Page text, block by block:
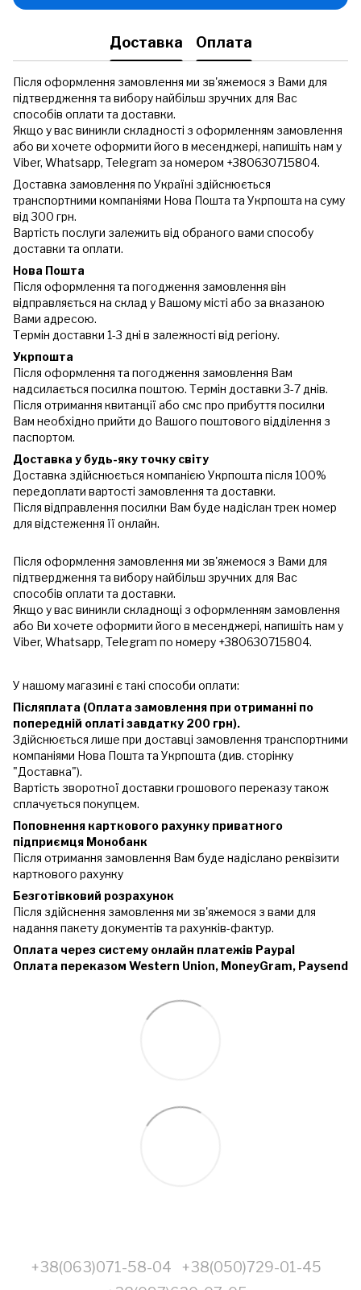
Доставка Оплата
Після оформлення замовлення ми зв'яжемося з Вами для
підтвердження та вибору найбільш зручних для Вас
способів оплати та доставки.
Якщо у вас виникли складності з оформленням замовлення
або ви хочете оформити його в месенджері, напишіть нам у
Viber, Whatsapp, Telegram за номером +380630715804.
Доставка замовлення по Україні здійснюється
транспортними компаніями Нова Пошта та Укрпошта на суму
від 300 грн.
Вартість послуги залежить від обраного вами способу
доставки та оплати.
Нова Пошта
Після оформлення та погодження замовлення він
відправляється на склад у Вашому місті або за вказаною
Вами адресою.
Термін доставки 1-3 дні в залежності від регіону.
Укрпошта
Після оформлення та погодження замовлення Вам
надсилається посилка поштою. Термін доставки 3-7 днів.
Після отримання квитанції або смс про прибуття посилки
Вам необхідно прийти до Вашого поштового відділення з
паспортом.
Доставка у будь-яку точку світу
Доставка здійснюється компанією Укрпошта після 100%
передоплати вартості замовлення та доставки.
Після відправлення посилки Вам буде надіслан трек номер
для відстеження її онлайн.
Після оформлення замовлення ми зв'яжемося з Вами для
підтвердження та вибору найбільш зручних для Вас
способів оплати та доставки.
Якщо у вас виникли складнощі з оформленням замовлення
або Ви хочете оформити його в месенджері, напишіть нам у
Viber, Whatsapp, Telegram по номеру +380630715804.
У нашому магазині є такі способи оплати:
Післяплата (Оплата замовлення при отриманні по
попередній оплаті завдатку 200 грн).
Здійснюється лише при доставці замовлення транспортними
компаніями Нова Пошта та Укрпошта (див. сторінку
"Доставка").
Вартість зворотної доставки грошового переказу також
сплачується покупцем.
Поповнення карткового рахунку приватного
підприємця Монобанк
Після отримання замовлення Вам буде надіслано реквізити
карткового рахунку
Безготівковий розрахунок
Після здійснення замовлення ми зв'яжемося з вами для
надання пакету документів та рахунків-фактур.
Оплата через систему онлайн платежів Paypal
Оплата переказом Western Union, MoneyGram, Paysend
+38(063)071-58-04
+38(050)729-01-45